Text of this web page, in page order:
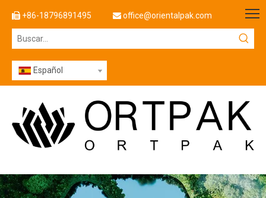
 +86-18796891495  office@orientalpak.com
Español